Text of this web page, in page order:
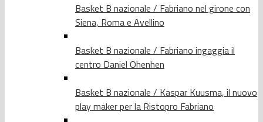
Basket B nazionale / Fabriano nel girone con
Siena, Roma e Avellino
Basket B nazionale / Fabriano ingaggia il
centro Daniel Ohenhen
Basket B nazionale / Kaspar Kuusma, il nuovo
play maker per la Ristopro Fabriano